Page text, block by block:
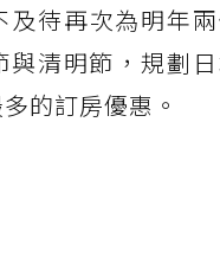
及待再次為明年
與清明節，規劃
的訂房優惠。